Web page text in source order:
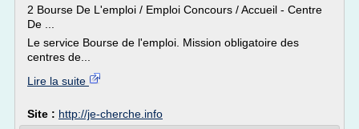
2 Bourse De L'emploi / Emploi Concours / Accueil - Centre
De ...
Le service Bourse de l'emploi. Mission obligatoire des
centres de...
Lire la suite
Site : http://je-cherche.info